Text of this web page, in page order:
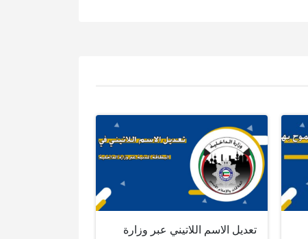
تعديل الاسم اللاتيني عبر وزارة